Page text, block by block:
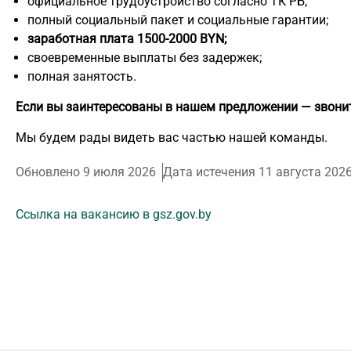
полный социальный пакет и социальные гарантии;
заработная плата 1500-2000 BYN;
своевременные выплаты без задержек;
полная занятость.
Если вы заинтересованы в нашем предложении —
Мы будем рады видеть вас частью нашей команды.
Обновлено 9 июля 2026 Дата истечения 11 августа
Ссылка на вакансию в gsz.gov.by